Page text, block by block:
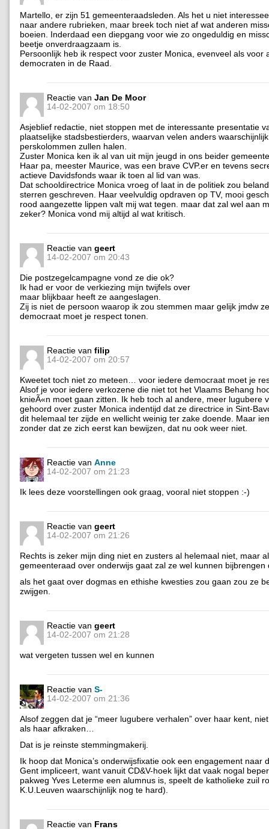
Martello, er zijn 51 gemeenteraadsleden. Als het u niet
naar andere rubrieken, maar breek toch niet af wat anderen
boeien. Inderdaad een diepgang voor wie zo ongeduldig en
beetje onverdraagzaam is.
Persoonlijk heb ik respect voor zuster Monica, evenveel als voor
democraten in de Raad.
Reactie van Jan De Moor
14-02-2007 om 18:50
Asjeblief redactie, niet stoppen met de interessante presentatie
plaatselijke stadsbestierders, waarvan velen anders
perskolommen zullen halen.
Zuster Monica ken ik al van uit mijn jeugd in ons beider
Haar pa, meester Maurice, was een brave CVP.er en tevens
actieve Davidsfonds waar ik toen al lid van was.
Dat schooldirectrice Monica vroeg of laat in de politiek zou
sterren geschreven. Haar veelvuldig opdraven op TV, mooi
rood aangezette lippen valt mij wat tegen. maar dat zal wel aan
zeker? Monica vond mij altijd al wat kritisch.
Reactie van geert
14-02-2007 om 20:43
Die postzegelcampagne vond ze die ok?
Ik had er voor de verkiezing mijn twijfels over
maar blijkbaar heeft ze aangeslagen.
Zij is niet de persoon waarop ik zou stemmen maar gelijk jmdw
democraat moet je respect tonen.
Reactie van filip
14-02-2007 om 20:57
Kweetet toch niet zo meteen… voor iedere democraat moet je
Alsof je voor iedere verkozene die niet tot het Vlaams Behang
knieÃ«n moet gaan zitten. Ik heb toch al andere, meer lugubere
gehoord over zuster Monica indentijd dat ze directrice in Sint-
dit helemaal ter zijde en wellicht weinig ter zake doende. Maar
zonder dat ze zich eerst kan bewijzen, dat nu ook weer niet.
Reactie van Anne
14-02-2007 om 21:23
Ik lees deze voorstellingen ook graag, vooral niet stoppen :-)
Reactie van geert
14-02-2007 om 21:26
Rechts is zeker mijn ding niet en zusters al helemaal niet, maar
gemeenteraad over onderwijs gaat zal ze wel kunnen bijbrengen
als het gaat over dogmas en ethishe kwesties zou gaan zou ze
zwijgen.
Reactie van geert
14-02-2007 om 21:28
wat vergeten tussen wel en kunnen
Reactie van S-
14-02-2007 om 21:36
Alsof zeggen dat je “meer lugubere verhalen” over haar kent,
als haar afkraken…
Dat is je reinste stemmingmakerij.
Ik hoop dat Monica’s onderwijsfixatie ook een engagement naar
Gent impliceert, want vanuit CD&V-hoek lijkt dat vaak nogal
pakweg Yves Leterme een alumnus is, speelt de katholieke zuil
K.U.Leuven waarschijnlijk nog te hard).
Reactie van Frans